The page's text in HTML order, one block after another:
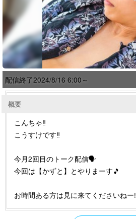
配信終了2024/8/16 6:00～
概要
こんちゃ‼︎
こうすけです‼︎
今月2回目のトーク配信🗣️
今回は【かずと】とやりまーす🎵
お時間ある方は見に来てくださいねー!